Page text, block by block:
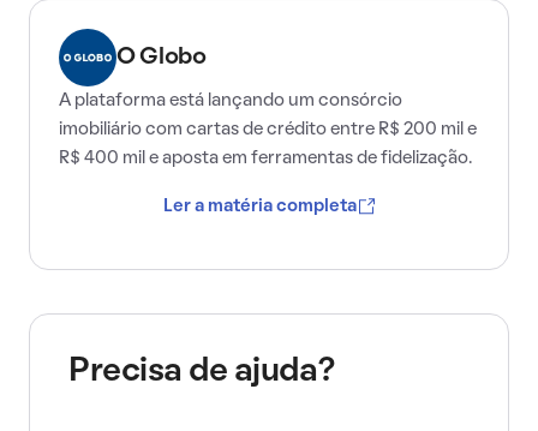
O Globo
A plataforma está lançando um consórcio
imobiliário com cartas de crédito entre R$ 200 mil e
R$ 400 mil e aposta em ferramentas de fidelização.
Ler a matéria completa
Precisa de ajuda?